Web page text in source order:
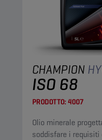
CHAMPION
ISO 68
PRODOTTO: 4007
Olio minerale
soddisfare i